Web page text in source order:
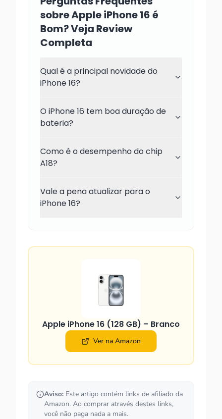
sobre Apple iPhone 16 é
Bom? Veja Review
Completa
Qual é a principal novidade do
iPhone 16?
O iPhone 16 tem boa duração de
bateria?
Como é o desempenho do chip
A18?
Vale a pena atualizar para o
iPhone 16?
Apple iPhone 16 (128 GB) – Branco
Ver na Amazon
Aviso: Este artigo contém links de afiliado da
Amazon. Ao comprar através destes links,
você não paga nada a mais.